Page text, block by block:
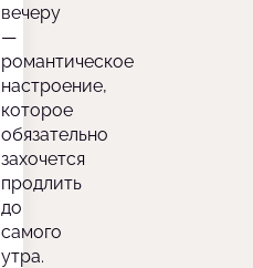
вечеру
—
романтическое
настроение,
которое
обязательно
захочется
продлить
до
самого
утра.